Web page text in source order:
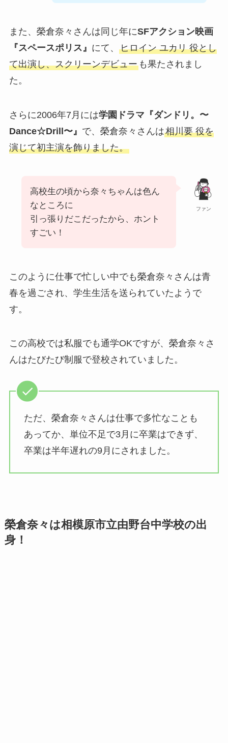
また、榮倉奈々さんは同じ年にSFアクション映画
『スペースポリス』 にて、 ヒロイン ユカリ 役とし
て出演し、スクリーンデビューも果たされまし
た。
さらに2006年7月には学園ドラマ『ダンドリ。〜
Dance☆Drill〜』 で、榮倉奈々さんは相川要 役を
演じて初主演を飾りました。
ファン
高校生の頃から奈々ちゃんは色ん
なところに
引っ張りだこだったから、ホント
すごい！
このように仕事で忙しい中でも榮倉奈々さんは青
春を過ごされ、学生生活を送られていたようで
す。
この高校では私服でも通学OKですが、榮倉奈々さ
んはたびたび制服で登校されていました。
ただ、榮倉奈々さんは仕事で多忙なことも
あってか、単位不足で3月に卒業はできず、
卒業は半年遅れの9月にされました。
榮倉奈々は相模原市立由野台中学校の出
身！